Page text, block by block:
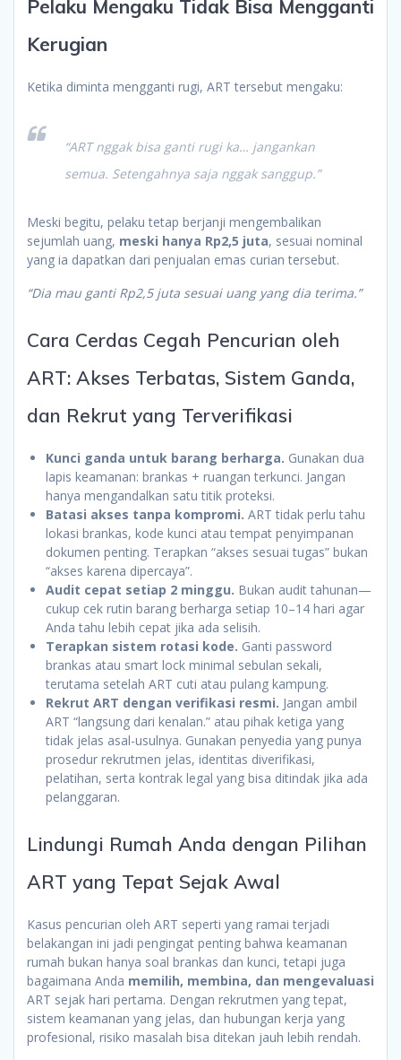
Pelaku Mengaku Tidak Bisa Mengganti
Kerugian
Ketika diminta mengganti rugi, ART tersebut mengaku:
“ART nggak bisa ganti rugi ka… jangankan
semua. Setengahnya saja nggak sanggup.”
Meski begitu, pelaku tetap berjanji mengembalikan
sejumlah uang, meski hanya Rp2,5 juta, sesuai nominal
yang ia dapatkan dari penjualan emas curian tersebut.
“Dia mau ganti Rp2,5 juta sesuai uang yang dia terima.”
Cara Cerdas Cegah Pencurian oleh
ART: Akses Terbatas, Sistem Ganda,
dan Rekrut yang Terverifikasi
Kunci ganda untuk barang berharga. Gunakan dua
lapis keamanan: brankas + ruangan terkunci. Jangan
hanya mengandalkan satu titik proteksi.
Batasi akses tanpa kompromi. ART tidak perlu tahu
lokasi brankas, kode kunci atau tempat penyimpanan
dokumen penting. Terapkan “akses sesuai tugas” bukan
“akses karena dipercaya”.
Audit cepat setiap 2 minggu. Bukan audit tahunan—
cukup cek rutin barang berharga setiap 10–14 hari agar
Anda tahu lebih cepat jika ada selisih.
Terapkan sistem rotasi kode. Ganti password
brankas atau smart lock minimal sebulan sekali,
terutama setelah ART cuti atau pulang kampung.
Rekrut ART dengan verifikasi resmi. Jangan ambil
ART “langsung dari kenalan.” atau pihak ketiga yang
tidak jelas asal-usulnya. Gunakan penyedia yang punya
prosedur rekrutmen jelas, identitas diverifikasi,
pelatihan, serta kontrak legal yang bisa ditindak jika ada
pelanggaran.
Lindungi Rumah Anda dengan Pilihan
ART yang Tepat Sejak Awal
Kasus pencurian oleh ART seperti yang ramai terjadi
belakangan ini jadi pengingat penting bahwa keamanan
rumah bukan hanya soal brankas dan kunci, tetapi juga
bagaimana Anda memilih, membina, dan mengevaluasi
ART sejak hari pertama. Dengan rekrutmen yang tepat,
sistem keamanan yang jelas, dan hubungan kerja yang
profesional, risiko masalah bisa ditekan jauh lebih rendah.